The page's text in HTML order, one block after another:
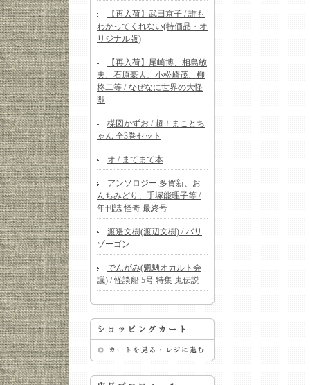
【再入荷】武田京子 / 誰も
わかってくれない(特価品・オ
リジナル版)
【再入荷】尾崎博、相島敏
夫、石原豪人、小松崎茂、柳
柊二等 / なぜなに世界の大怪
獣
楳図かずお / 超！まことち
ゃん 全3巻セット
オ / まてまて本
アンソロジー:多賀新、お
んちみどり、手塚能理子等 /
年刊誌 怪奇 最終号
渡邉文樹(渡辺文樹) / バリ
ゾーゴン
でんがみ(魍魎オカルト会
議) / 怪談船 5号 特集 鬼伝説